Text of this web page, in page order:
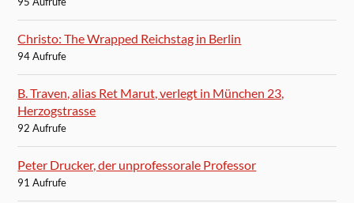
Christo: The Wrapped Reichstag in Berlin
94 Aufrufe
B. Traven, alias Ret Marut, verlegt in München 23,
Herzogstrasse
92 Aufrufe
Peter Drucker, der unprofessorale Professor
91 Aufrufe